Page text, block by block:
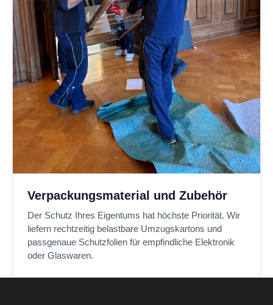
Verpackungsmaterial und Zubehör
Der Schutz Ihres Eigentums hat höchste Priorität. Wir
liefern rechtzeitig belastbare Umzugskartons und
passgenaue Schutzfolien für empfindliche Elektronik
oder Glaswaren.